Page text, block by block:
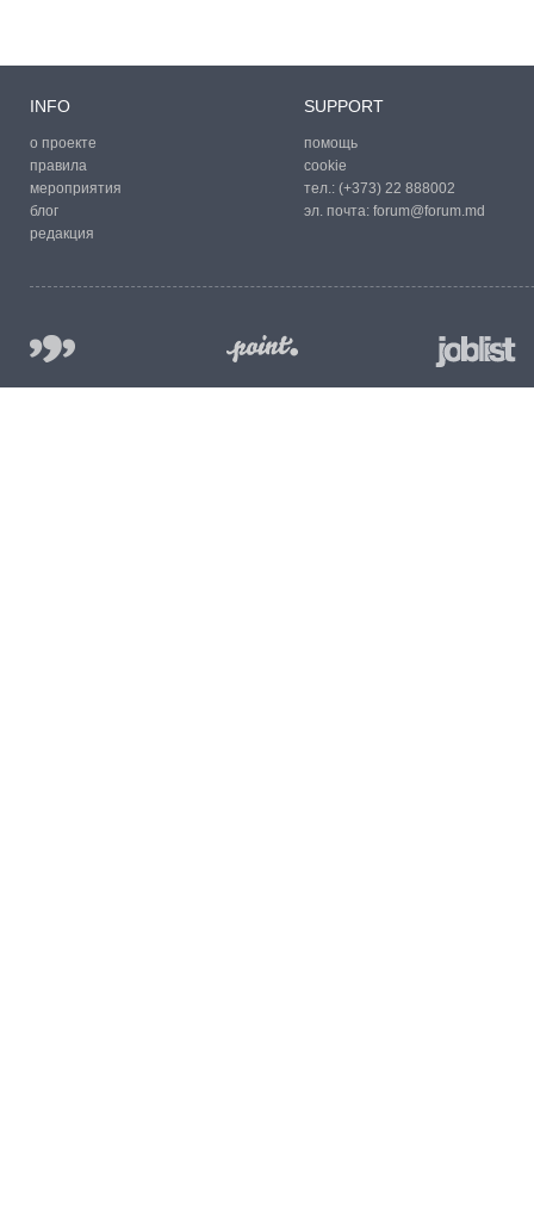
INFO
о проекте
правила
мероприятия
блог
редакция
SUPPORT
помощь
cookie
тел.: (+373) 22 888002
эл. почта: forum@forum.md